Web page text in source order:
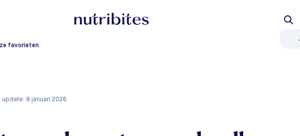
favorieten
update: 9 januari 2026